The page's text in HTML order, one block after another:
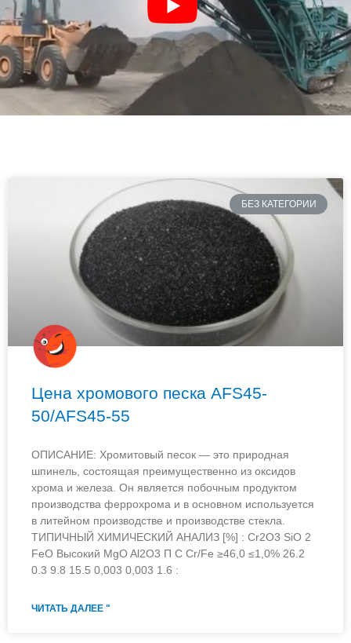
БЕЗ КАТЕГОРИИ
Цена хромового песка AFS45-
50/AFS45-55
ОПИСАНИЕ: Хромитовый песок — это природная
шпинель, состоящая преимущественно из оксидов
хрома и железа. Он является побочным продуктом
производства феррохрома и в основном используется
в литейном производстве и производстве стекла.
ТИПИЧНЫЙ ХИМИЧЕСКИЙ АНАЛИЗ [%] : Cr2O3 SiO 2
FeO Высокий MgO Al2O3 П С Cr/Fe ≥46,0 ≤1,0% 26.2
0.3 9.8 15.5 0,003 0,003 1.6 :
ЧИТАТЬ ДАЛЕЕ "